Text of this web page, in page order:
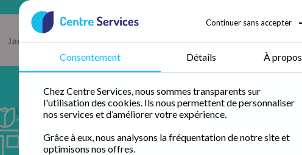
Jardinage Bricolage
Continuer sans accepter
Consentement Détails À propos
Chez Centre Services, nous sommes transparents sur
l'utilisation des cookies. Ils nous permettent de personnaliser
nos services et d’améliorer votre expérience.
Grâce à eux, nous analysons la fréquentation de notre site et
optimisons nos offres.
Lille Ouest